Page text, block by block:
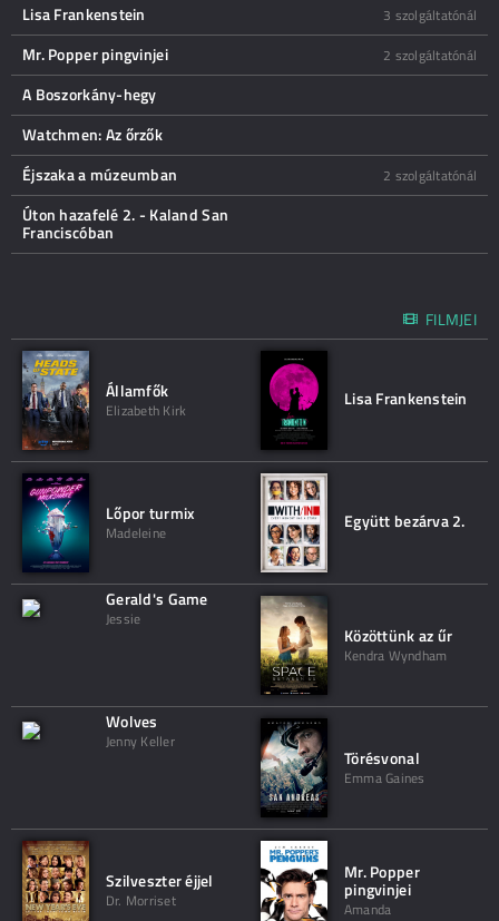
Lisa Frankenstein
3 szolgáltatónál
Mr. Popper pingvinjei 2 szolgáltatónál
A Boszorkány-hegy
Watchmen: Az őrzők
Éjszaka a múzeumban
2 szolgáltatónál
Úton hazafelé 2. - Kaland San
Franciscóban
FILMJEI
Államfők
Elizabeth Kirk
Lisa Frankenstein
Lőpor turmix
Madeleine
Együtt bezárva 2.
Gerald's Game
Jessie
Közöttünk az űr
Kendra Wyndham
Wolves
Jenny Keller
Törésvonal
Emma Gaines
Szilveszter éjjel
Dr. Morriset
Mr. Popper
pingvinjei
Amanda